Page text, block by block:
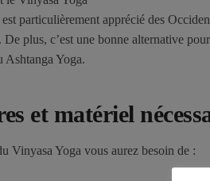
particulièrement apprécié des
. De plus, c’est une bonne alternative
Ashtanga Yoga.
et matériel
Vinyasa Yoga vous aurez besoin de :